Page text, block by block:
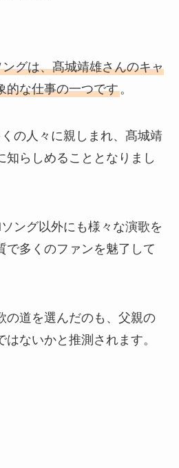
グは、髙城靖雄さんのキャ
的な仕事の一つです。
の人々に親しまれ、髙城靖
知らしめることとなりまし
ング以外にも様々な演歌を
で多くのファンを魅了して
の道を選んだのも、父親の
ないかと推測されます。